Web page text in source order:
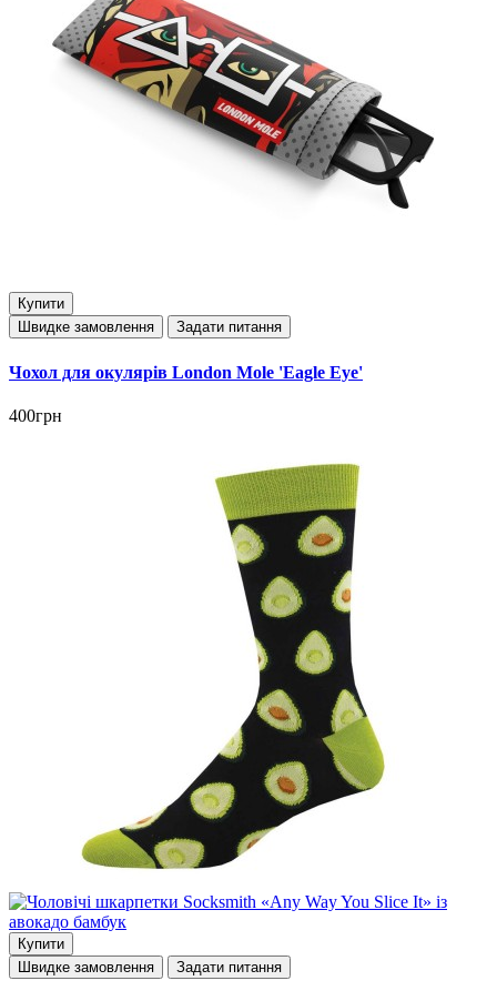
Купити
Швидке замовлення
Задати питання
Чохол для окулярів London Mole 'Eagle Eye'
400грн
Купити
Швидке замовлення
Задати питання